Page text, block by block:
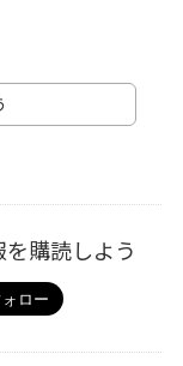
を購読しよう